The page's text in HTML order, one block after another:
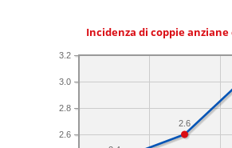
Incidenza di coppie anziane
2.6
2.8
3.0
3.2
2.6